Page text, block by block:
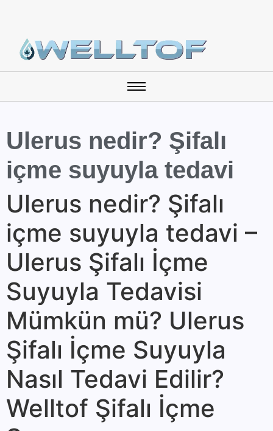
Ulerus nedir? Şifalı
içme suyuyla tedavi
Ulerus nedir? Şifalı
içme suyuyla tedavi –
Ulerus Şifalı İçme
Suyuyla Tedavisi
Mümkün mü? Ulerus
Şifalı İçme Suyuyla
Nasıl Tedavi Edilir?
Welltof Şifalı İçme